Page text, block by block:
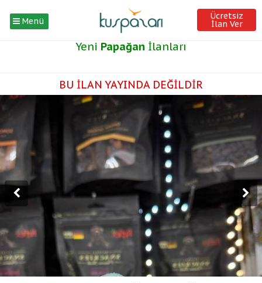
Menü Ücretsiz
İlan Ver
Yeni Papağan İlanları
BU İLAN YAYINDA DEĞİLDİR